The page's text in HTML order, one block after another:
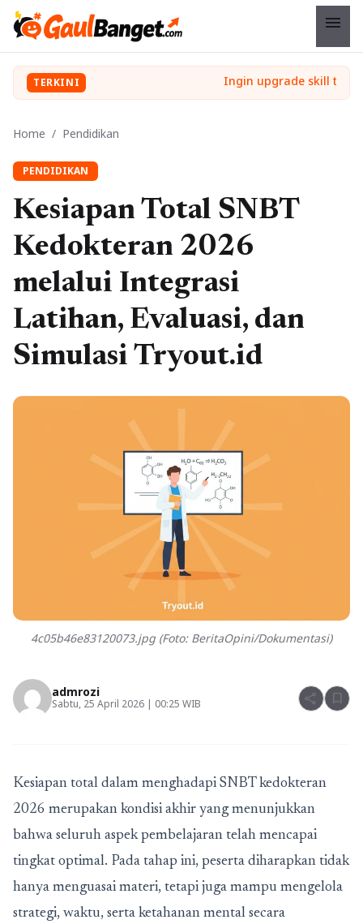
menu
TERKINI
Home / Pendidikan
PENDIDIKAN
Kesiapan Total SNBT
Kedokteran 2026
melalui Integrasi
Latihan, Evaluasi, dan
Simulasi Tryout.id
4c05b46e83120073.jpg (Foto: BeritaOpini/Dokumentasi)
admrozi
Sabtu, 25 April 2026 | 00:25 WIB share bookmark
Kesiapan total dalam menghadapi SNBTkedokteran
2026 merupakan kondisi akhir yang menunjukkan
bahwa seluruh aspek pembelajaran telah mencapai
tingkat optimal. Pada tahap ini, peserta diharapkan tidak
hanya menguasai materi, tetapi juga mampu mengelola
strategi, waktu, serta ketahanan mental secara